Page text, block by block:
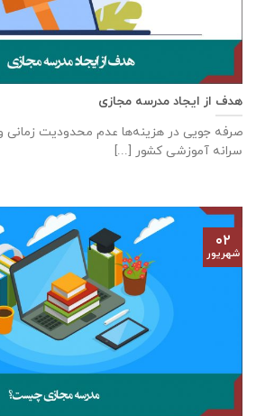
هدف از ايجاد مدرسه مجازی
صرفه جويی در هزينه‌ها عدم محدوديت زمانی
سرانه آموزشی كشور [...]
۰۲
شهریور